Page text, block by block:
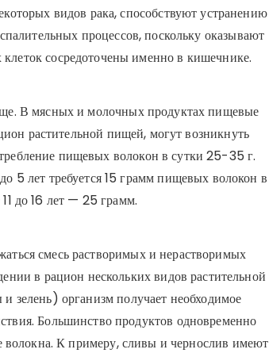
видов рака, способствуют устранению
процессов, поскольку оказывают
сосредоточены именно в кишечнике.
В мясных и молочных продуктах пищевые
растительной пищей, могут возникнуть
пищевых волокон в сутки 25-35 г.
5 лет требуется 15 грамм пищевых волокон в
до 16 лет — 25 грамм.
смесь растворимых и нерастворимых
в рацион нескольких видов растительной
зелень) организм получает необходимое
Большинство продуктов одновременно
К примеру, сливы и чернослив имеют